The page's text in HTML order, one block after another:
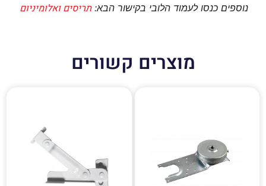
נוספים כנסו לעמוד הלובי בקישור הבא:תריסים ואלומיניום
מוצרים קשורים